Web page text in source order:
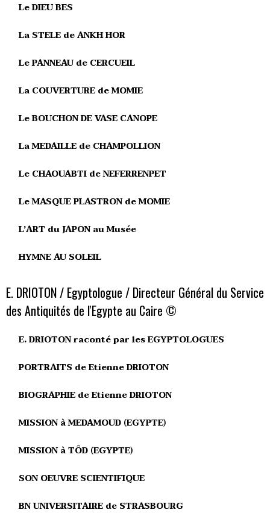
Le DIEU BES
La STELE de ANKH HOR
Le PANNEAU de CERCUEIL
La COUVERTURE de MOMIE
Le BOUCHON DE VASE CANOPE
La MEDAILLE de CHAMPOLLION
Le CHAOUABTI de NEFERRENPET
Le MASQUE PLASTRON de MOMIE
L’ART du JAPON au Musée
HYMNE AU SOLEIL
E. DRIOTON / Egyptologue / Directeur Général du Service
des Antiquités de l'Egypte au Caire ©
E. DRIOTON raconté par les EGYPTOLOGUES
PORTRAITS de Etienne DRIOTON
BIOGRAPHIE de Etienne DRIOTON
MISSION à MEDAMOUD (EGYPTE)
MISSION à TÔD (EGYPTE)
SON OEUVRE SCIENTIFIQUE
BN UNIVERSITAIRE de STRASBOURG